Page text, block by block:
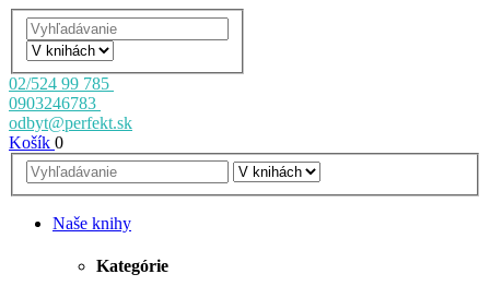
02/524 99 785
0903246783
odbyt@perfekt.sk
Košík 0
Naše knihy
Kategórie